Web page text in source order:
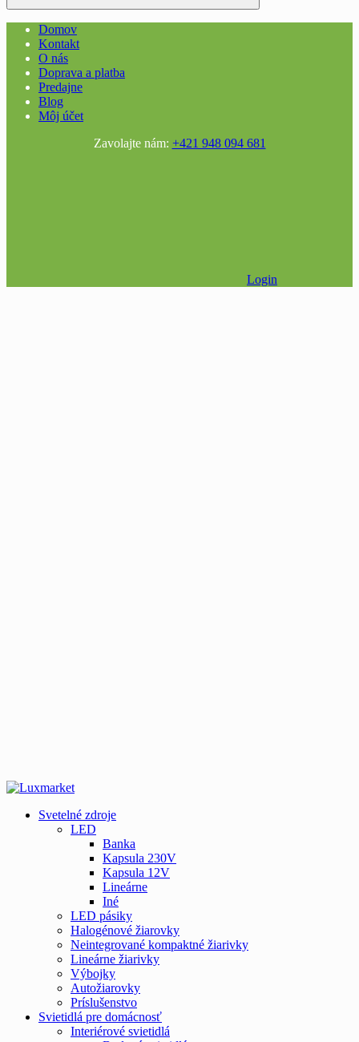
Domov
Kontakt
O nás
Doprava a platba
Predajne
Blog
Môj účet
Zavolajte nám: +421 948 094 681
Login
Svetelné zdroje
LED
Banka
Kapsula 230V
Kapsula 12V
Lineárne
Iné
LED pásiky
Halogénové žiarovky
Neintegrované kompaktné žiarivky
Lineárne žiarivky
Výbojky
Autožiarovky
Príslušenstvo
Svietidlá pre domácnosť
Interiérové svietidlá